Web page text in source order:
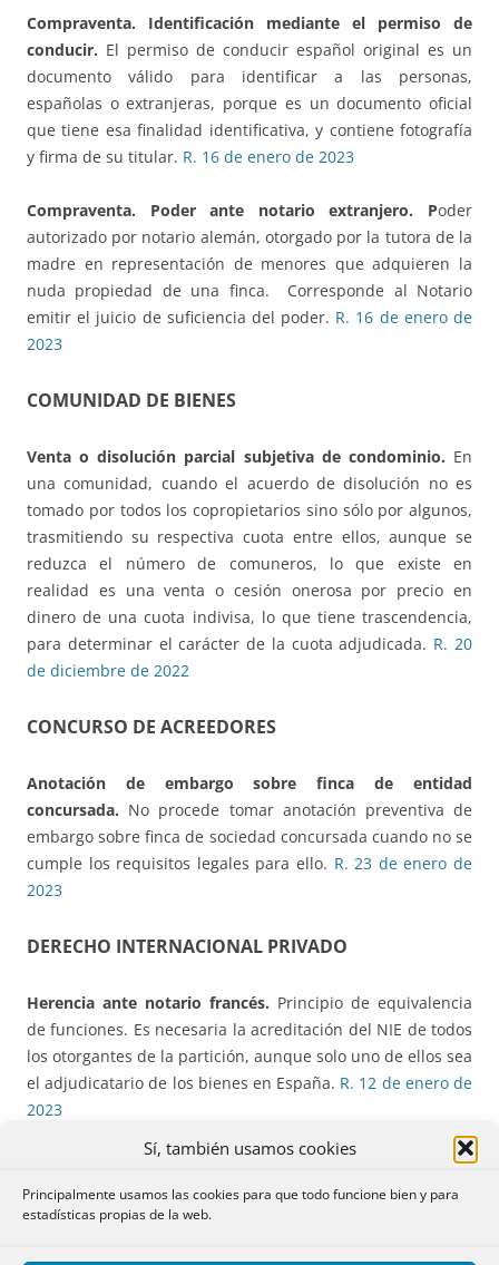
Sí, también usamos cookies
Principalmente usamos las cookies para que todo funcione bien y para
estadísticas propias de la web.
Compraventa. Identificación mediante el permiso de
conducir. El permiso de conducir español original es un
documento válido para identificar a las personas,
españolas o extranjeras, porque es un documento oficial
que tiene esa finalidad identificativa, y contiene fotografía
y firma de su titular. R. 16 de enero de 2023
Compraventa. Poder ante notario extranjero. Poder
autorizado por notario alemán, otorgado por la tutora de la
madre en representación de menores que adquieren la
nuda propiedad de una finca.
Corresponde al Notario
emitir el juicio de suficiencia del poder. R. 16 de enero de
2023
COMUNIDAD DE BIENES
Venta o disolución parcial subjetiva de condominio. En
una comunidad, cuando el acuerdo de disolución no es
tomado por todos los copropietarios sino sólo por algunos,
trasmitiendo su respectiva cuota entre ellos, aunque se
reduzca el número de comuneros, lo que existe en
realidad es una venta o cesión onerosa por precio en
dinero de una cuota indivisa, lo que tiene trascendencia,
para determinar el carácter de la cuota adjudicada. R. 20
de diciembre de 2022
CONCURSO DE ACREEDORES
Anotación de embargo sobre finca de entidad
concursada. No procede tomar anotación preventiva de
embargo sobre finca de sociedad concursada cuando no se
cumple los requisitos legales para ello. R. 23 de enero de
2023
DERECHO INTERNACIONAL PRIVADO
Herencia ante notario francés. Principio de equivalencia
de funciones. Es necesaria la acreditación del NIE de todos
los otorgantes de la partición, aunque solo uno de ellos sea
el adjudicatario de los bienes en España. R. 12 de enero de
2023
Compraventa. Poder ante notario extranjero.